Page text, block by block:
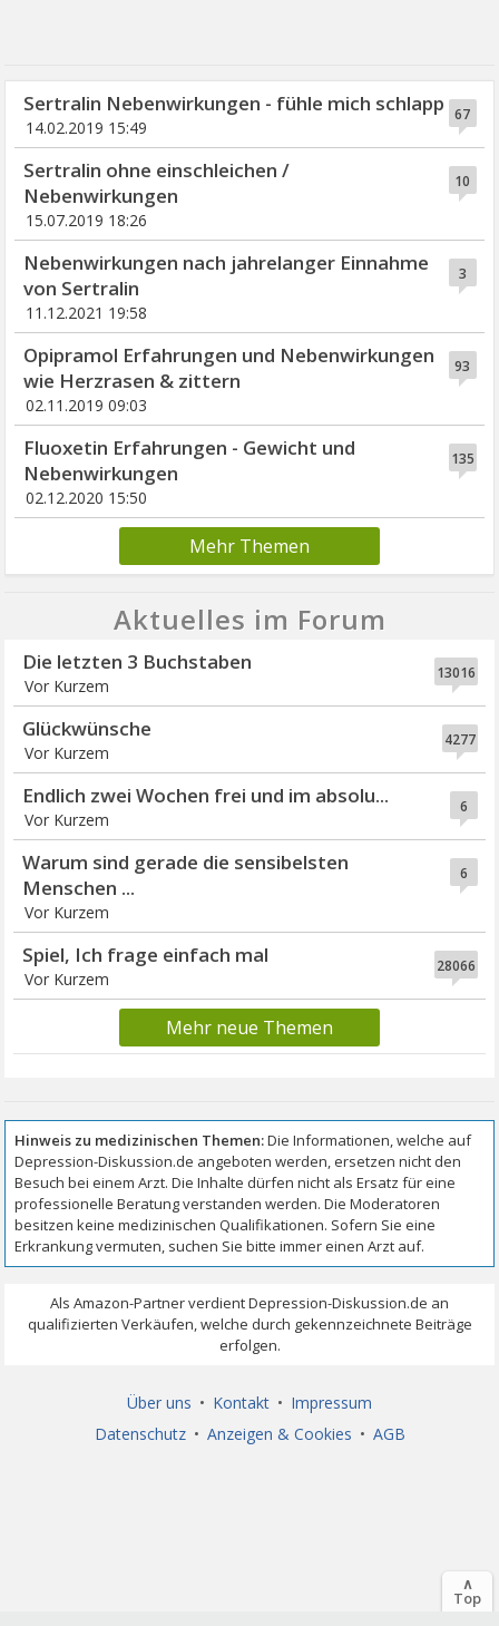
67
Sertralin Nebenwirkungen - fühle mich schlapp
14.02.2019 15:49
10
Sertralin ohne einschleichen /
Nebenwirkungen
15.07.2019 18:26
3
Nebenwirkungen nach jahrelanger Einnahme
von Sertralin
11.12.2021 19:58
93
Opipramol Erfahrungen und Nebenwirkungen
wie Herzrasen & zittern
02.11.2019 09:03
135
Fluoxetin Erfahrungen - Gewicht und
Nebenwirkungen
02.12.2020 15:50
Mehr Themen
Aktuelles im Forum
13016
Die letzten 3 Buchstaben
Vor Kurzem
4277
Glückwünsche
Vor Kurzem
6
Endlich zwei Wochen frei und im absolu...
Vor Kurzem
6
Warum sind gerade die sensibelsten
Menschen ...
Vor Kurzem
28066
Spiel, Ich frage einfach mal
Vor Kurzem
Mehr neue Themen
Über uns • Kontakt • Impressum
Datenschutz • Anzeigen & Cookies • AGB
∧
Top